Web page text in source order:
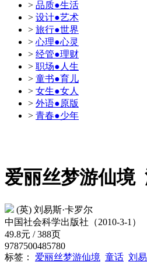
> 品质●生活
> 设计●艺术
> 旅行●世界
> 心理●心灵
> 经管●理财
> 职场●人生
> 童书●育儿
> 女生●女人
> 外语●原版
> 青春●少年
爱丽丝梦游仙境
(英) 刘易斯·卡罗尔
中国社会科学出版社（2010-3-1）
49.8元 / 388页
9787500485780
标签： 爱丽丝梦游仙境 童话 刘